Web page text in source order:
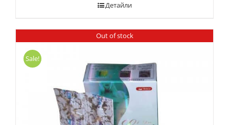
Детайли
Out of stock
Sale!